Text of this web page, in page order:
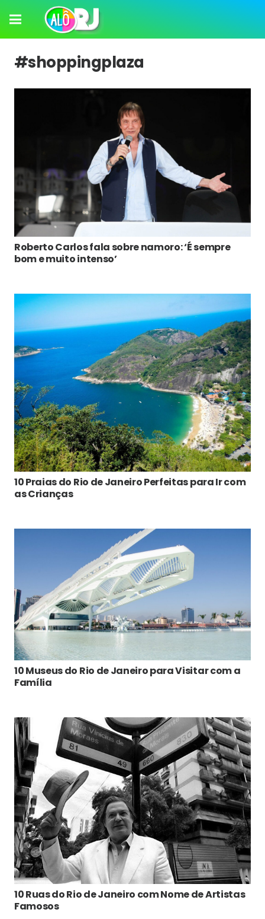
#shoppingplaza
Roberto Carlos fala sobre namoro: ‘É sempre
bom e muito intenso’
10 Praias do Rio de Janeiro Perfeitas para Ir com
as Crianças
10 Museus do Rio de Janeiro para Visitar com a
Família
10 Ruas do Rio de Janeiro com Nome de Artistas
Famosos